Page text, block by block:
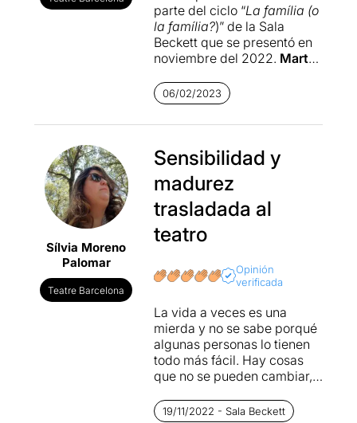
parte del ciclo “La família (o
la família?)” de la Sala
Beckett que se presentó en
noviembre del 2022. Marta
que destroza la idea
generalizada de que la
familia no se puede escoger.
situación contractual nos
hace pensar, nos cuestiona
la inviolabilidad de la familia
biológica y abre las puertas
a poder escoger relaciones
familiares basadas en la
necesidad. Cuestiona
también la aceptación de la
posibilidad de aceptarla, de
negarla o rechazarla y
establecer otras relaciones
más sanas que te pueden
proporcionar la fortaleza
familia.
06/02/2023
Sílvia Moreno
Palomar
Teatre Barcelona
Sensibilidad y
madurez
trasladada al
teatro
Opinión
verificada
La vida a veces es una
mierda y no se sabe porqué
algunas personas lo tienen
todo más fácil. Hay cosas
que no se pueden cambiar,
de alguna manera. A veces,
19/11/2022 - Sala Beckett